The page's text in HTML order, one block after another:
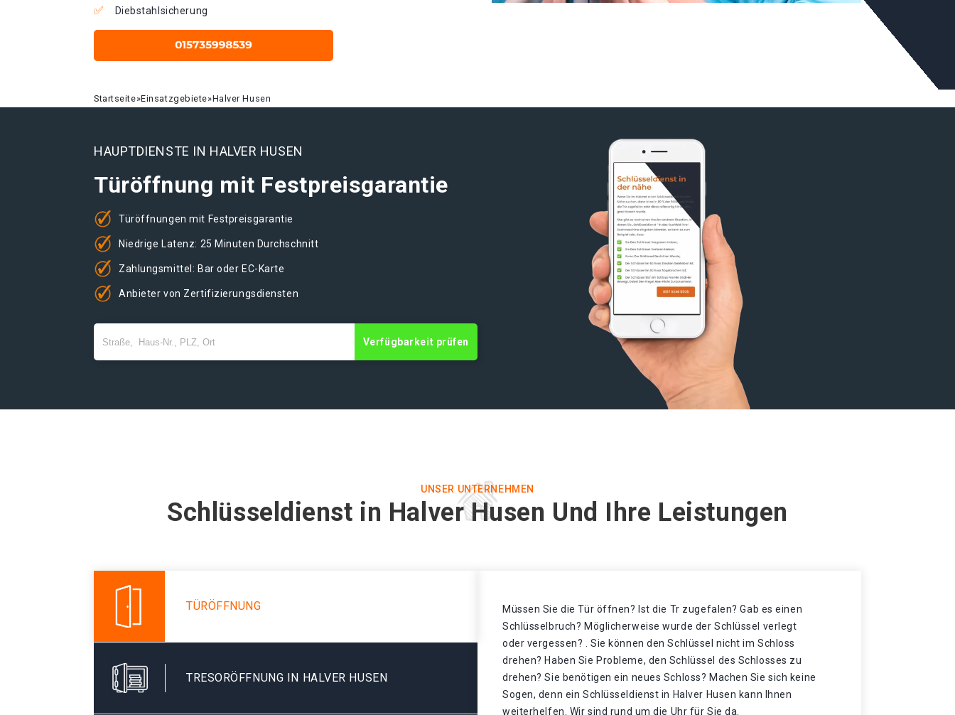
Diebstahlsicherung
Startseite»Einsatzgebiete»Halver Husen
HAUPTDIENSTE IN HALVER HUSEN
Türöffnung mit Festpreisgarantie
Türöffnungen mit Festpreisgarantie
Niedrige Latenz: 25 Minuten Durchschnitt
Zahlungsmittel: Bar oder EC-Karte
Anbieter von Zertifizierungsdiensten
Verfügbarkeit prüfen
UNSER UNTERNEHMEN
Schlüsseldienst in Halver Husen Und Ihre Leistungen
TÜRÖFFNUNG
TRESORÖFFNUNG IN HALVER HUSEN
Müssen Sie die Tür öffnen? Ist die Tr zugefalen? Gab es einen
Schlüsselbruch? Möglicherweise wurde der Schlüssel verlegt
oder vergessen? . Sie können den Schlüssel nicht im Schloss
drehen? Haben Sie Probleme, den Schlüssel des Schlosses zu
drehen? Sie benötigen ein neues Schloss? Machen Sie sich keine
Sogen, denn ein Schlüsseldienst in Halver Husen kann Ihnen
weiterhelfen. Wir sind rund um die Uhr für Sie da.